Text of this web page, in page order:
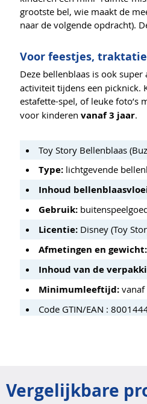
grootste bel, wie maakt de
naar de volgende opdracht).
Voor feestjes,
Deze bellenblaas is ook super
activiteit tijdens een picknick.
estafette-spel, of leuke foto’s
voor kinderen vanaf 3 jaar.
Toy Story Bellenblaas
Type: lichtgevende
Inhoud
Gebruik:
Licentie: Disney (Toy
Afmetingen en gewicht:
Inhoud van de
Minimumleeftijd: vanaf
Code GTIN/EAN :
Vergelijkbare